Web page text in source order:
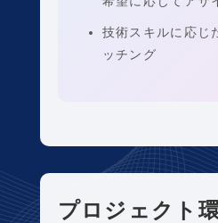
技術スキルに応じ
ッチング
プロジェクト